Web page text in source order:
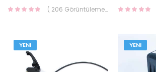
( 206 Görüntüleme )
YENI YENI